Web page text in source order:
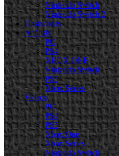
Nintendo Switch
Nintendo Switch 2
Destacadas
Análisis
PC
PS4
XBOX ONE
Nintendo Switch
PS5
Xbox Series
Videos
PC
PS4
PS5
Xbox One
Xbox Series
Nintendo Switch